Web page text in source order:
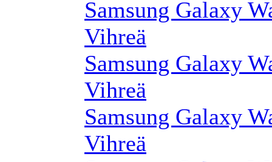
Samsung Galaxy
Vihreä
Samsung Galaxy
Vihreä
Samsung Galaxy
Vihreä